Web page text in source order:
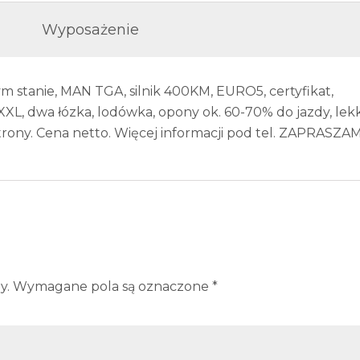
Wyposażenie
stanie, MAN TGA, silnik 400KM, EURO5, certyfikat,
dwa łózka, lodówka, opony ok. 60-70% do jazdy,
Cena netto. Więcej informacji pod tel.
Wymagane pola są oznaczone *